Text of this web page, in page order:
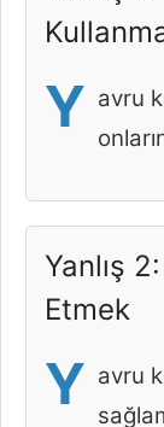
Y avru
Yanlış
Etmek
Y avru